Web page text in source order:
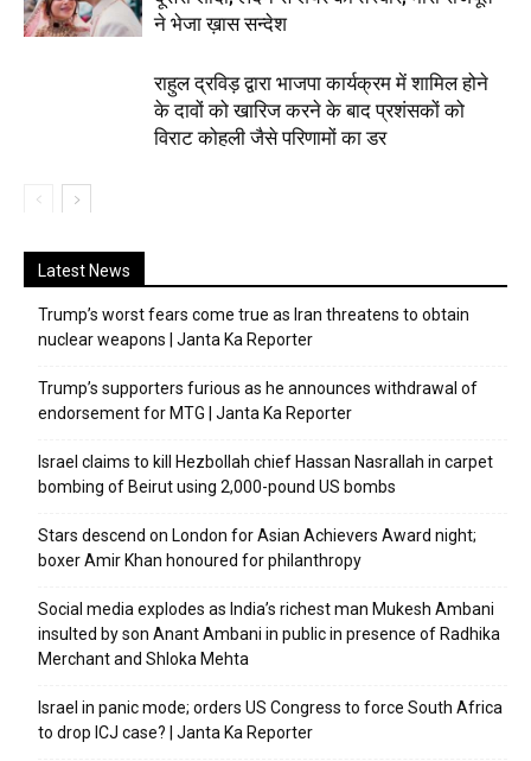
ने भेजा ख़ास सन्देश
राहुल द्रविड़ द्वारा भाजपा कार्यक्रम में शामिल होने
के दावों को खारिज करने के बाद प्रशंसकों को
विराट कोहली जैसे परिणामों का डर
Latest News
Trump’s worst fears come true as Iran threatens to obtain
nuclear weapons | Janta Ka Reporter
Trump’s supporters furious as he announces withdrawal of
endorsement for MTG | Janta Ka Reporter
Israel claims to kill Hezbollah chief Hassan Nasrallah in carpet
bombing of Beirut using 2,000-pound US bombs
Stars descend on London for Asian Achievers Award night;
boxer Amir Khan honoured for philanthropy
Social media explodes as India’s richest man Mukesh Ambani
insulted by son Anant Ambani in public in presence of Radhika
Merchant and Shloka Mehta
Israel in panic mode; orders US Congress to force South Africa
to drop ICJ case? | Janta Ka Reporter